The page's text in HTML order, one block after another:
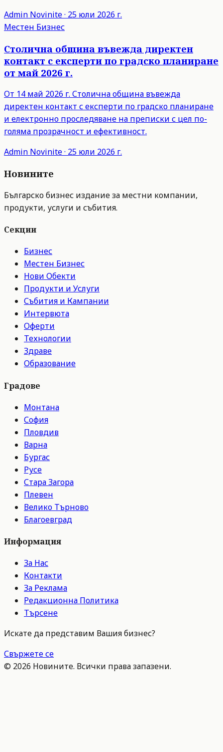
Admin Novinite· 25 юли 2026 г.
Местен Бизнес
Столична община въвежда директен
контакт с експерти по градско планиране
от май 2026 г.
От 14 май 2026 г. Столична община въвежда
директен контакт с експерти по градско планиране
и електронно проследяване на преписки с цел по-
голяма прозрачност и ефективност.
Admin Novinite· 25 юли 2026 г.
Новините
Българско бизнес издание за местни компании,
продукти, услуги и събития.
Секции
Бизнес
Местен Бизнес
Нови Обекти
Продукти и Услуги
Събития и Кампании
Интервюта
Оферти
Технологии
Здраве
Образование
Градове
Монтана
София
Пловдив
Варна
Бургас
Русе
Стара Загора
Плевен
Велико Търново
Благоевград
Информация
За Нас
Контакти
За Реклама
Редакционна Политика
Търсене
Искате да представим Вашия бизнес?
Свържете се
© 2026 Новините. Всички права запазени.